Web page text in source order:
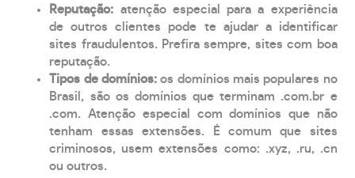
Reputação: atenção especial para a experiência
de outros clientes pode te ajudar a identificar
sites fraudulentos. Prefira sempre, sites com boa
reputação.
Tipos de domínios:os domínios mais populares no
Brasil, são os domínios que terminam .com.br e
.com. Atenção especial com domínios que não
tenham essas extensões. É comum que sites
criminosos, usem extensões como: .xyz, .ru, .cn
ou outros.